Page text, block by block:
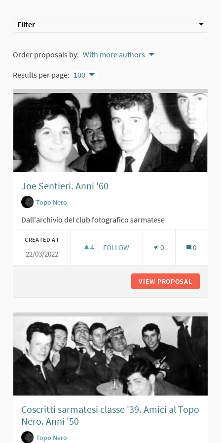
Filter
Order proposals by: With more authors
Results per page: 100
Joe Sentieri. Anni '60
Topo Nero
Dall'archivio del club fotografico sarmatese
CREATED AT
22/03/2022
4 4 FOLLOWERS
FOLLOW 0 0
VIEW PROPOSAL
Coscritti sarmatesi classe '39. Amici al Topo
Nero. Anni '50
Topo Nero